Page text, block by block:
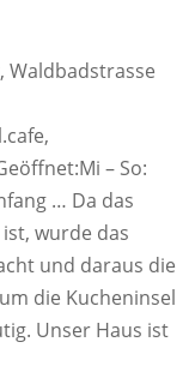
Waldbadstrasse
– So:
… Da das
wurde das
und daraus die
die Kucheninsel
Unser Haus ist